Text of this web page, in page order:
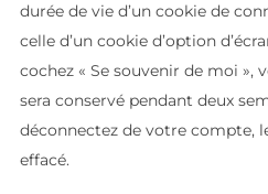
durée de vie d’un cookie de
celle d’un cookie d’option
cochez « Se souvenir de moi »,
sera conservé pendant deux
déconnectez de votre compte,
effacé.